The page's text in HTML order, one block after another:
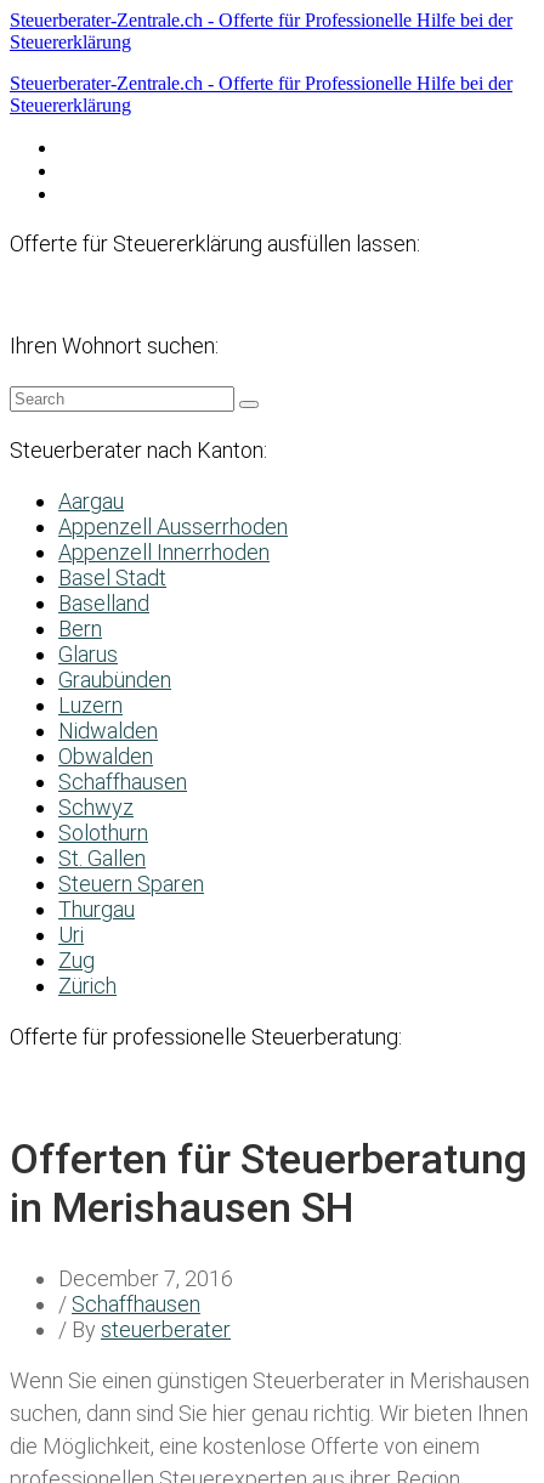
Steuerberater-Zentrale.ch - Offerte für Professionelle Hilfe bei der
Steuererklärung
Steuerberater-Zentrale.ch - Offerte für Professionelle Hilfe bei der
Steuererklärung
Offerte für Steuererklärung ausfüllen lassen:
Ihren Wohnort suchen:
Steuerberater nach Kanton:
Aargau
Appenzell Ausserrhoden
Appenzell Innerrhoden
Basel Stadt
Baselland
Bern
Glarus
Graubünden
Luzern
Nidwalden
Obwalden
Schaffhausen
Schwyz
Solothurn
St. Gallen
Steuern Sparen
Thurgau
Uri
Zug
Zürich
Offerte für professionelle Steuerberatung:
Offerten für Steuerberatung
in Merishausen SH
December 7, 2016
/ Schaffhausen
/ By steuerberater
Wenn Sie einen günstigen Steuerberater in Merishausen
suchen, dann sind Sie hier genau richtig. Wir bieten Ihnen
die Möglichkeit, eine kostenlose Offerte von einem